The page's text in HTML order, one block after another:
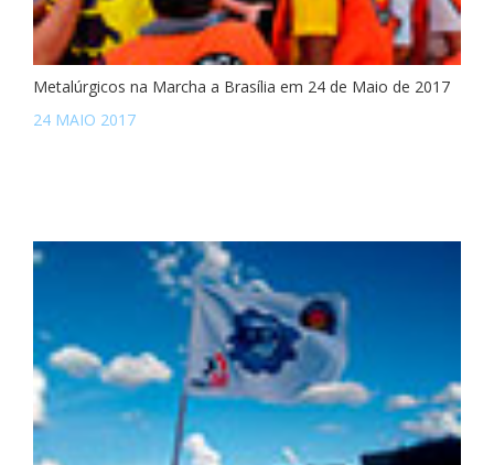
Metalúrgicos na Marcha a Brasília em 24 de Maio de 2017
24 MAIO 2017